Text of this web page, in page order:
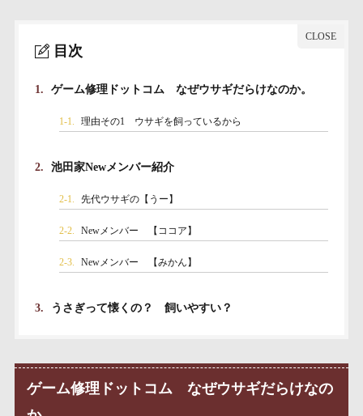
目次
1. ゲーム修理ドットコム なぜウサギだらけなのか。
1-1. 理由その1 ウサギを飼っているから
2. 池田家Newメンバー紹介
2-1. 先代ウサギの【うー】
2-2. Newメンバー 【ココア】
2-3. Newメンバー 【みかん】
3. うさぎって懐くの？ 飼いやすい？
ゲーム修理ドットコム なぜウサギだらけなの